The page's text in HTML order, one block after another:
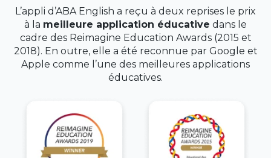
L’appli d’ABA English a reçu à deux reprises le prix
à la meilleure application éducative dans le
cadre des Reimagine Education Awards (2015 et
2018). En outre, elle a été reconnue par Google et
Apple comme l’une des meilleures applications
éducatives.